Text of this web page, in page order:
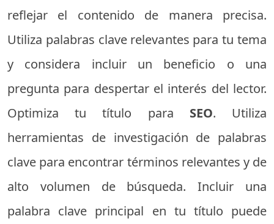
reflejar el contenido de manera precisa.
Utiliza palabras clave relevantes para tu tema
y considera incluir un beneficio o una
pregunta para despertar el interés del lector.
Optimiza tu título para SEO. Utiliza
herramientas de investigación de palabras
clave para encontrar términos relevantes y de
alto volumen de búsqueda. Incluir una
palabra clave principal en tu título puede